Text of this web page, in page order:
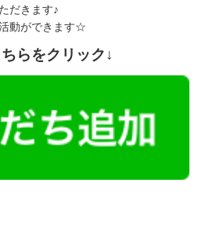
だきます♪
動ができます☆
らをクリック↓